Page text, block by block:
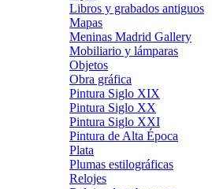
Libros y grabados antiguos
Mapas
Meninas Madrid Gallery
Mobiliario y lámparas
Objetos
Obra gráfica
Pintura Siglo XIX
Pintura Siglo XX
Pintura Siglo XXI
Pintura de Alta Época
Plata
Plumas estilográficas
Relojes